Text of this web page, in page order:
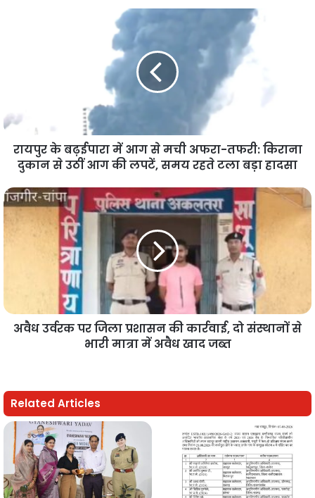
रायपुर के बढ़ईपारा में आग से मची अफरा-तफरी: किराना
दुकान से उठीं आग की लपटें, समय रहते टला बड़ा हादसा
अवैध उर्वरक पर जिला प्रशासन की कार्रवाई, दो संस्थानों से
भारी मात्रा में अवैध खाद जब्त
Related Articles